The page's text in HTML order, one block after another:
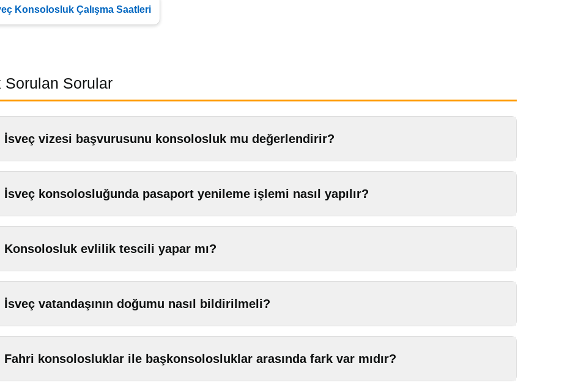
Konsolosluk Çalışma Saatleri
Sorulan Sorular
İsveç vizesi başvurusunu konsolosluk mu değerlendirir?
İsveç konsolosluğunda pasaport yenileme işlemi nasıl yapılır?
Konsolosluk evlilik tescili yapar mı?
İsveç vatandaşının doğumu nasıl bildirilmeli?
Fahri konsolosluklar ile başkonsolosluklar arasında fark var mıdır?